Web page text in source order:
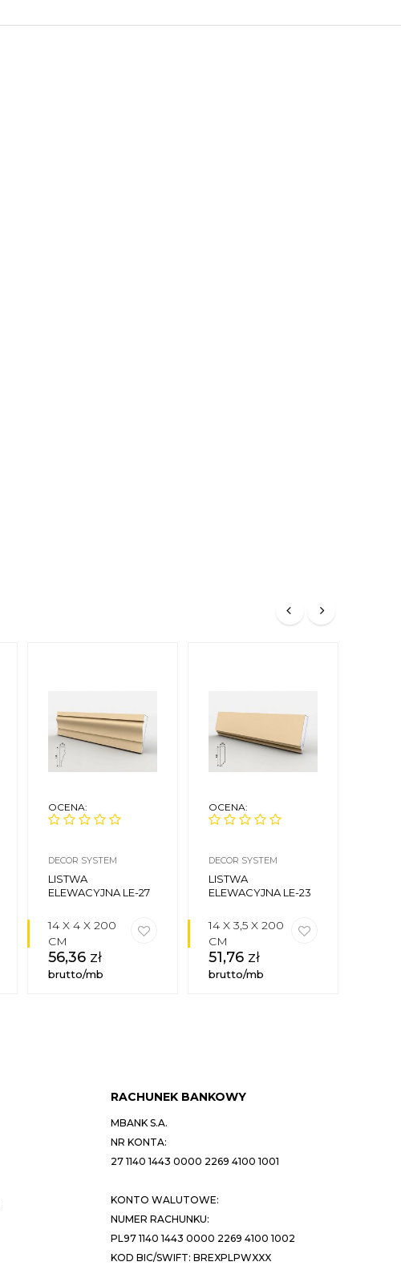
OCENA:
DECOR SYSTEM
LISTWA
ELEWACYJNA LE-27
14 X 4 X 200
CM
56,36 zł
brutto/mb
OCENA:
DECOR SYSTEM
LISTWA
ELEWACYJNA LE-23
14 X 3,5 X 200
CM
51,76 zł
brutto/mb
RACHUNEK BANKOWY
MBANK S.A.
NR KONTA:
27 1140 1443 0000 2269 4100 1001
KONTO WALUTOWE:
NUMER RACHUNKU:
PL97 1140 1443 0000 2269 4100 1002
KOD BIC/SWIFT: BREXPLPWXXX